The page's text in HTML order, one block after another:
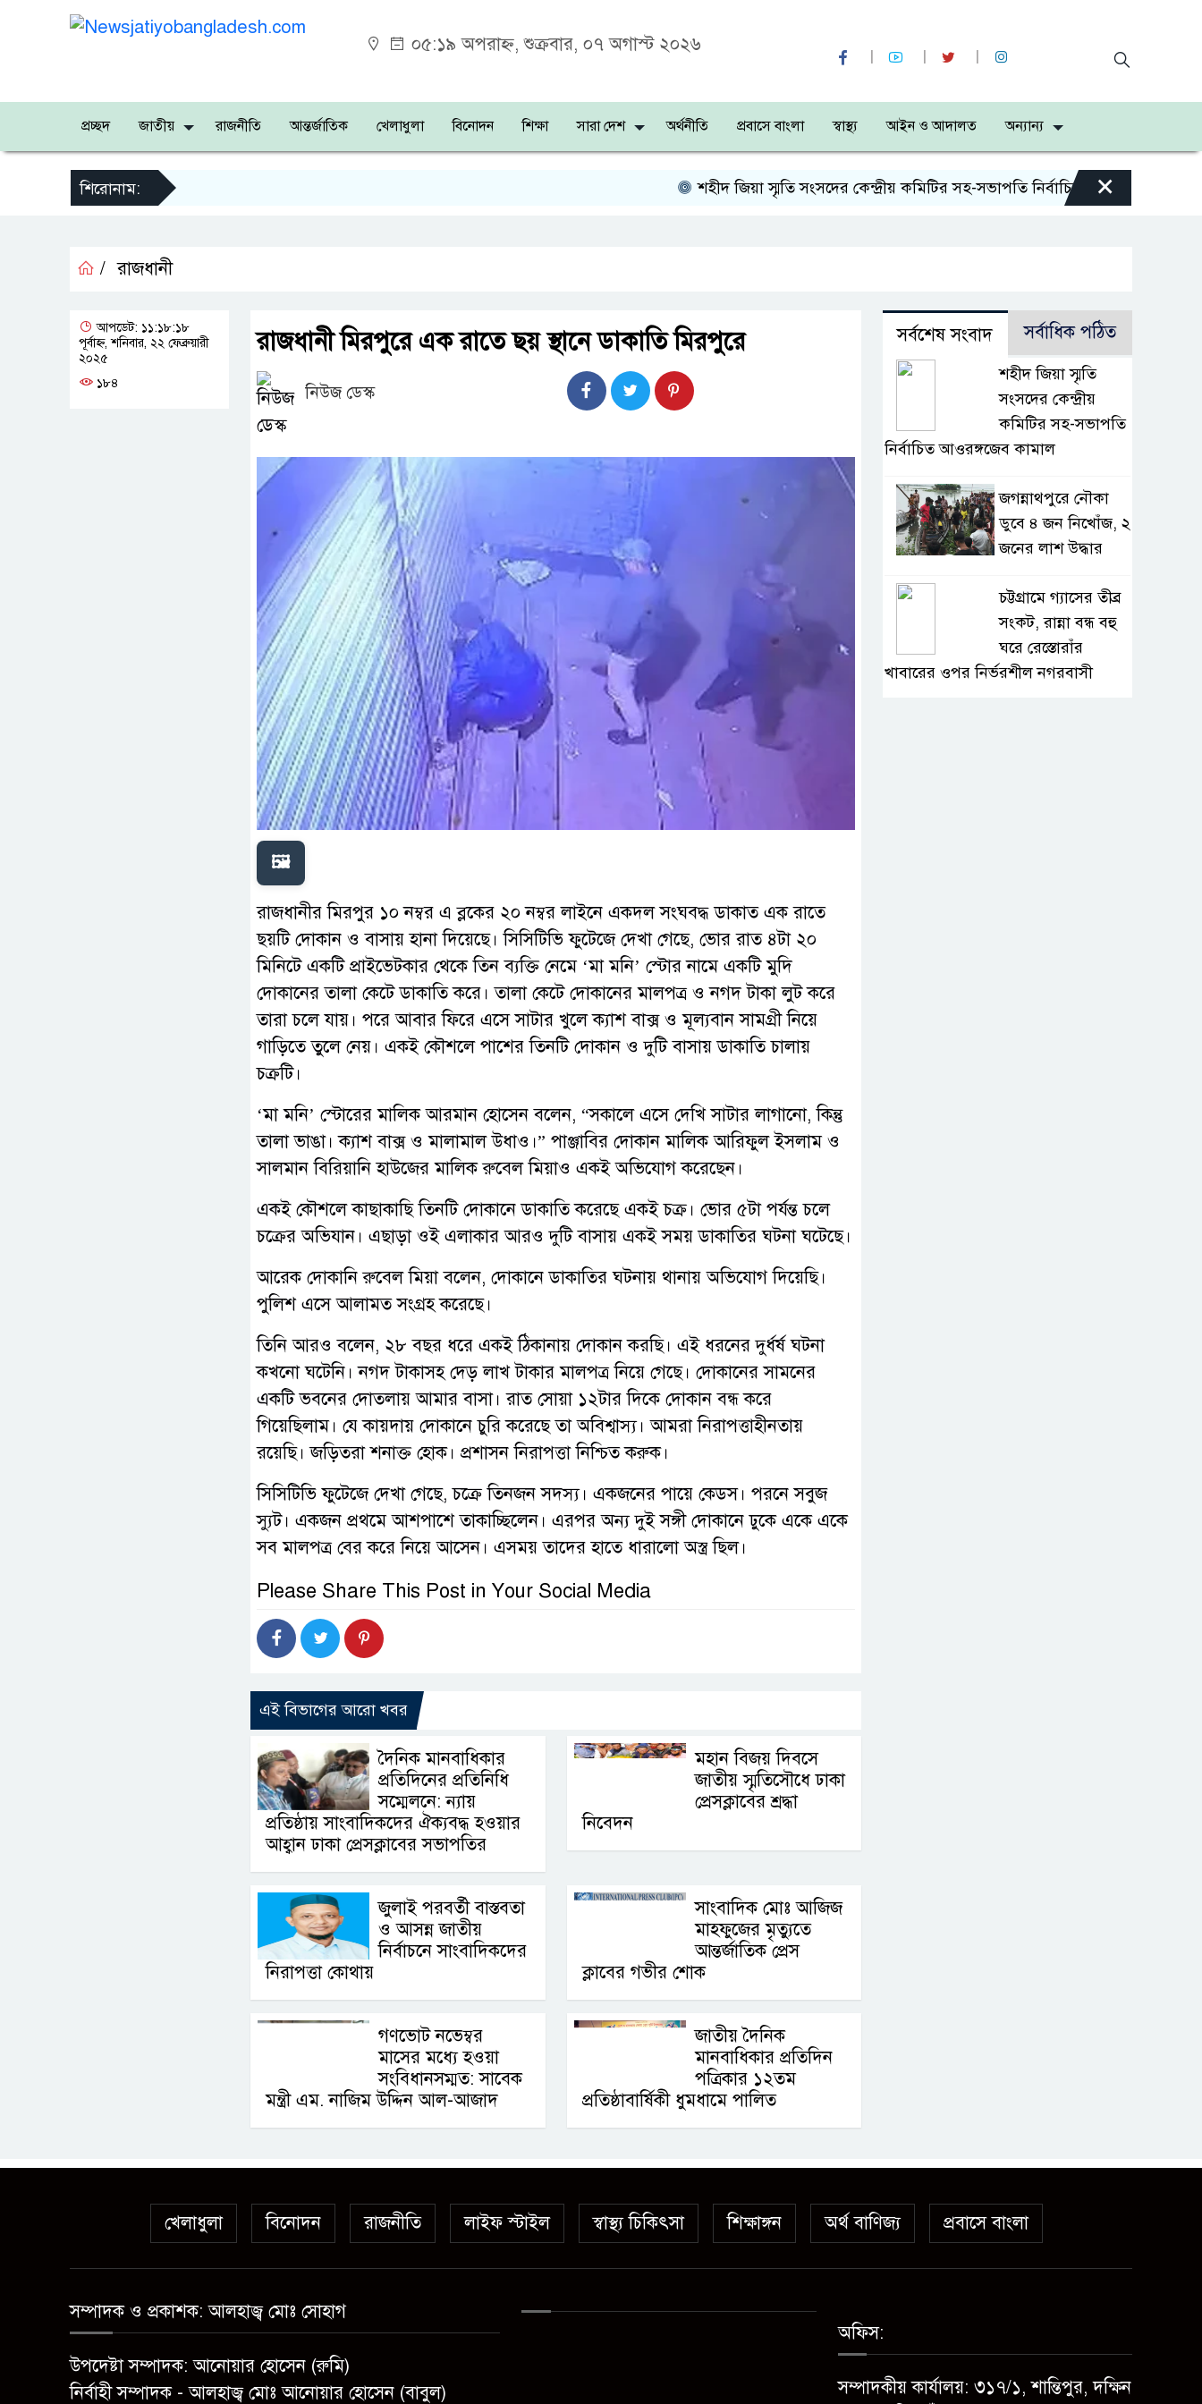
০৫:১৯ অপরাহ্ন, শুক্রবার, ০৭ অগাস্ট ২০২৬
প্রচ্ছদ জাতীয় রাজনীতি আন্তর্জাতিক খেলাধুলা বিনোদন শিক্ষা সারা দেশ অর্থনীতি প্রবাসে বাংলা স্বাস্থ্য আইন ও আদালত অন্যান্য
শিরোনাম: শহীদ জিয়া স্মৃতি সংসদের কেন্দ্রীয় কমিটির সহ-সভাপতি নির্বাচিত আওরঙ্গজেব কামাল
×
/ রাজধানী
রাজধানী মিরপুরে এক রাতে ছয় স্থানে ডাকাতি মিরপুরে
নিউজ ডেস্ক
🖼️
রাজধানীর মিরপুর ১০ নম্বর এ ব্লকের ২০ নম্বর লাইনে একদল সংঘবদ্ধ ডাকাত এক রাতে
ছয়টি দোকান ও বাসায় হানা দিয়েছে। সিসিটিভি ফুটেজে দেখা গেছে, ভোর রাত ৪টা ২০
মিনিটে একটি প্রাইভেটকার থেকে তিন ব্যক্তি নেমে ‘মা মনি’ স্টোর নামে একটি মুদি
দোকানের তালা কেটে ডাকাতি করে। তালা কেটে দোকানের মালপত্র ও নগদ টাকা লুট করে
তারা চলে যায়। পরে আবার ফিরে এসে সাটার খুলে ক্যাশ বাক্স ও মূল্যবান সামগ্রী নিয়ে
গাড়িতে তুলে নেয়। একই কৌশলে পাশের তিনটি দোকান ও দুটি বাসায় ডাকাতি চালায়
চক্রটি।
‘মা মনি’ স্টোরের মালিক আরমান হোসেন বলেন, “সকালে এসে দেখি সাটার লাগানো, কিন্তু
তালা ভাঙা। ক্যাশ বাক্স ও মালামাল উধাও।” পাঞ্জাবির দোকান মালিক আরিফুল ইসলাম ও
সালমান বিরিয়ানি হাউজের মালিক রুবেল মিয়াও একই অভিযোগ করেছেন।
একই কৌশলে কাছাকাছি তিনটি দোকানে ডাকাতি করেছে একই চক্র। ভোর ৫টা পর্যন্ত চলে
চক্রের অভিযান। এছাড়া ওই এলাকার আরও দুটি বাসায় একই সময় ডাকাতির ঘটনা ঘটেছে।
আরেক দোকানি রুবেল মিয়া বলেন, দোকানে ডাকাতির ঘটনায় থানায় অভিযোগ দিয়েছি।
পুলিশ এসে আলামত সংগ্রহ করেছে।
তিনি আরও বলেন, ২৮ বছর ধরে একই ঠিকানায় দোকান করছি। এই ধরনের দুর্ধর্ষ ঘটনা
কখনো ঘটেনি। নগদ টাকাসহ দেড় লাখ টাকার মালপত্র নিয়ে গেছে। দোকানের সামনের
একটি ভবনের দোতলায় আমার বাসা। রাত সোয়া ১২টার দিকে দোকান বন্ধ করে
গিয়েছিলাম। যে কায়দায় দোকানে চুরি করেছে তা অবিশ্বাস্য। আমরা নিরাপত্তাহীনতায়
রয়েছি। জড়িতরা শনাক্ত হোক। প্রশাসন নিরাপত্তা নিশ্চিত করুক।
সিসিটিভি ফুটেজে দেখা গেছে, চক্রে তিনজন সদস্য। একজনের পায়ে কেডস। পরনে সবুজ
স্যুট। একজন প্রথমে আশপাশে তাকাচ্ছিলেন। এরপর অন্য দুই সঙ্গী দোকানে ঢুকে একে একে
সব মালপত্র বের করে নিয়ে আসেন। এসময় তাদের হাতে ধারালো অস্ত্র ছিল।
Please Share This Post in Your Social Media
এই বিভাগের আরো খবর
দৈনিক মানবাধিকার
প্রতিদিনের প্রতিনিধি
সম্মেলনে: ন্যায়
প্রতিষ্ঠায় সাংবাদিকদের ঐক্যবদ্ধ হওয়ার
আহ্বান ঢাকা প্রেসক্লাবের সভাপতির
মহান বিজয় দিবসে
জাতীয় স্মৃতিসৌধে ঢাকা
প্রেসক্লাবের শ্রদ্ধা
নিবেদন
জুলাই পরবর্তী বাস্তবতা
ও আসন্ন জাতীয়
নির্বাচনে সাংবাদিকদের
নিরাপত্তা কোথায়
সাংবাদিক মোঃ আজিজ
মাহফুজের মৃত্যুতে
আন্তর্জাতিক প্রেস
ক্লাবের গভীর শোক
গণভোট নভেম্বর
মাসের মধ্যে হওয়া
সংবিধানসম্মত: সাবেক
মন্ত্রী এম. নাজিম উদ্দিন আল-আজাদ
জাতীয় দৈনিক
মানবাধিকার প্রতিদিন
পত্রিকার ১২তম
প্রতিষ্ঠাবার্ষিকী ধুমধামে পালিত
আপডেট: ১১:১৮:১৮
পূর্বাহ্ন, শনিবার, ২২ ফেব্রুয়ারী
২০২৫
১৮৪
সর্বশেষ সংবাদ সর্বাধিক পঠিত
শহীদ জিয়া স্মৃতি
সংসদের কেন্দ্রীয়
কমিটির সহ-সভাপতি
নির্বাচিত আওরঙ্গজেব কামাল
জগন্নাথপুরে নৌকা
ডুবে ৪ জন নিখোঁজ, ২
জনের লাশ উদ্ধার
চট্টগ্রামে গ্যাসের তীব্র
সংকট, রান্না বন্ধ বহু
ঘরে রেস্তোরাঁর
খাবারের ওপর নির্ভরশীল নগরবাসী
খেলাধুলা বিনোদন রাজনীতি লাইফ স্টাইল স্বাস্থ্য চিকিৎসা শিক্ষাঙ্গন অর্থ বাণিজ্য প্রবাসে বাংলা
সম্পাদক ও প্রকাশক: আলহাজ্ব মোঃ সোহাগ
উপদেষ্টা সম্পাদক: আনোয়ার হোসেন (রুমি)
নির্বাহী সম্পাদক - আলহাজ্ব মোঃ আনোয়ার হোসেন (বাবুল)
অফিস:
সম্পাদকীয় কার্যালয়: ৩১৭/১, শান্তিপুর, দক্ষিন